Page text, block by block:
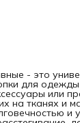
- это
для
или
на тканях и
и